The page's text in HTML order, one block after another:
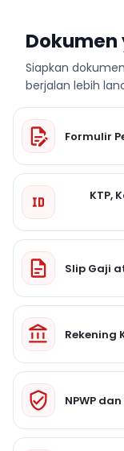
Siapkan
berjalan lebih
Formulir
KTP,
Slip Gaji
Rekening
NPWP